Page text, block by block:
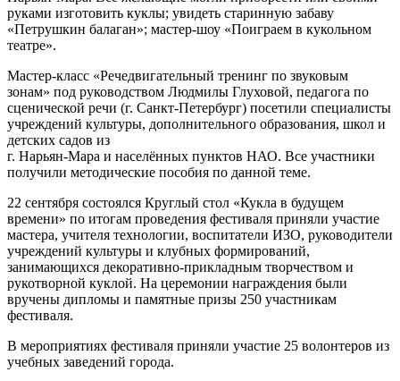
руками изготовить куклы; увидеть старинную забаву
«Петрушкин балаган»; мастер-шоу «Поиграем в кукольном
театре».
Мастер-класс «Речедвигательный тренинг по звуковым
зонам» под руководством Людмилы Глуховой, педагога по
сценической речи (г. Санкт-Петербург) посетили специалисты
учреждений культуры, дополнительного образования, школ и
детских садов из
г. Нарьян-Мара и населённых пунктов НАО. Все участники
получили методические пособия по данной теме.
22 сентября состоялся Круглый стол «Кукла в будущем
времени» по итогам проведения фестиваля приняли участие
мастера, учителя технологии, воспитатели ИЗО, руководители
учреждений культуры и клубных формирований,
занимающихся декоративно-прикладным творчеством и
рукотворной куклой. На церемонии награждения были
вручены дипломы и памятные призы 250 участникам
фестиваля.
В мероприятиях фестиваля приняли участие 25 волонтеров из
учебных заведений города.